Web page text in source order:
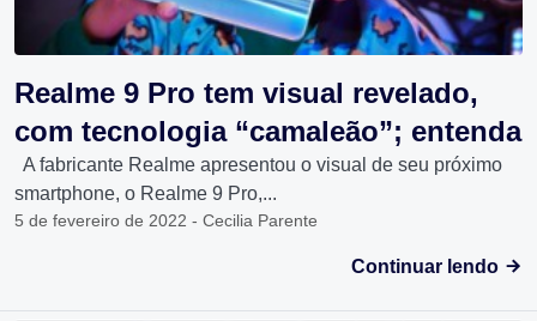
Realme 9 Pro tem visual revelado,
com tecnologia “camaleão”; entenda
A fabricante Realme apresentou o visual de seu próximo
smartphone, o Realme 9 Pro,...
5 de fevereiro de 2022 - Cecilia Parente
Continuar lendo